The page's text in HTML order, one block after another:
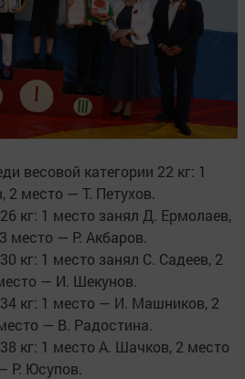
весовой категории 22 кг: 1
2 место — Т. Петухов.
кг: 1 место занял Д. Ермолаев,
место — Р. Акбаров.
кг: 1 место занял С. Садеев, 2
— И. Шекунов.
кг: 1 место — И. Машников, 2
— В. Радостина.
кг: 1 место А. Шачков, 2 место
Р. Юсупов.